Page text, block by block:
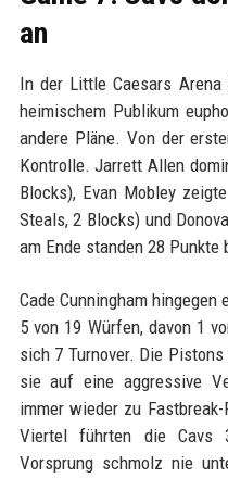
an
In der Little Caesars
heimischem Publikum
andere Pläne. Von der
Kontrolle. Jarrett Allen
Blocks), Evan Mobley
Steals, 2 Blocks) und
am Ende standen 28 Punkte
Cade Cunningham
5 von 19 Würfen, davon 1
sich 7 Turnover. Die
sie auf eine aggressive
immer wieder zu
Viertel führten die Cavs
Vorsprung schmolz nie